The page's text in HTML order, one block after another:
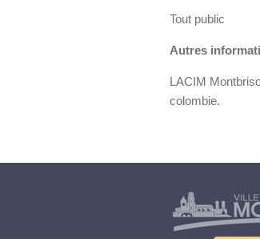
Tout public
Autres
LACIM
colombie.